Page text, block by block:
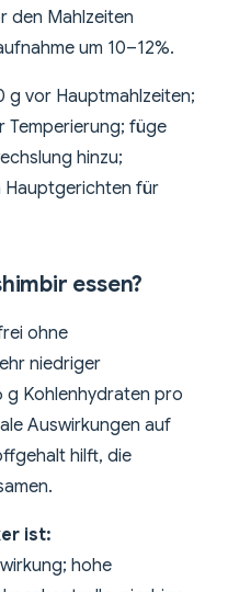
den Mahlzeiten
um 10–12%.
g vor Hauptmahlzeiten;
Temperierung; füge
hinzu;
Hauptgerichten für
essen?
ohne
niedriger
g Kohlenhydraten pro
Auswirkungen auf
hilft, die
ist:
hohe